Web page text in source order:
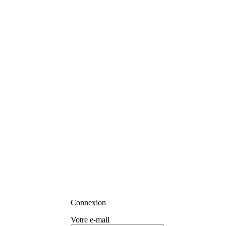
Connexion
Votre e-mail